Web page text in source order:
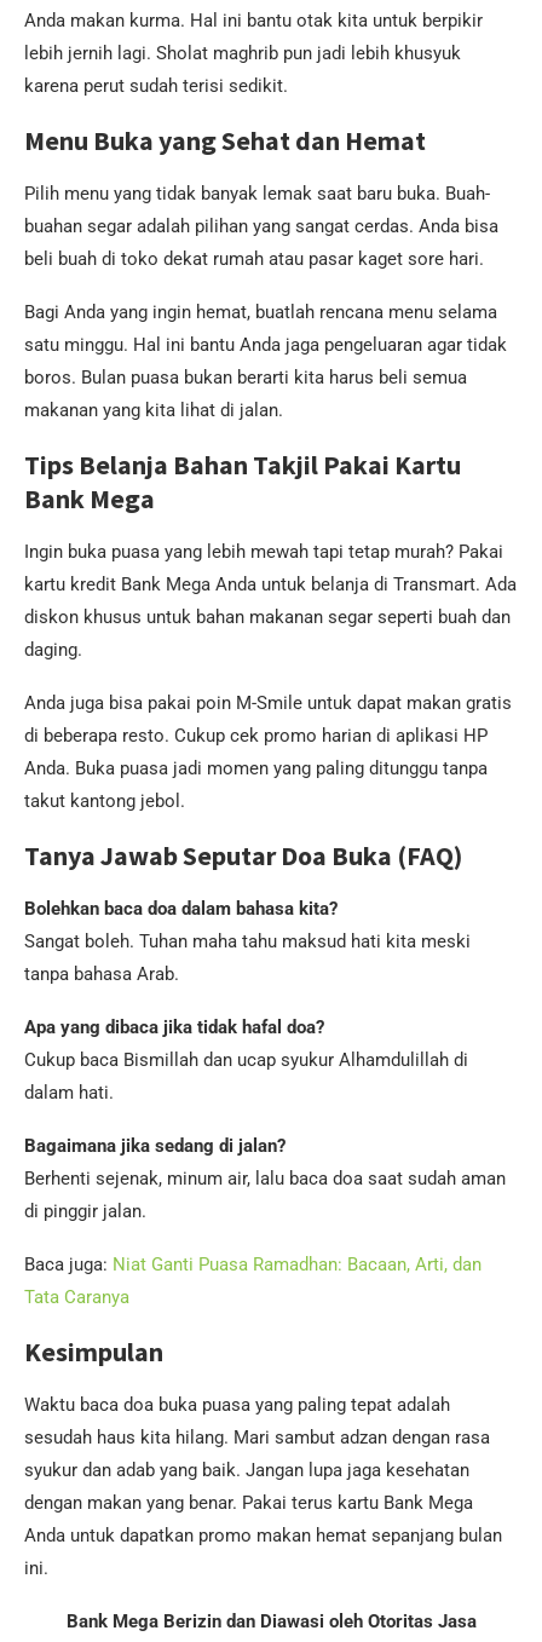
Anda makan kurma. Hal ini bantu otak kita untuk berpikir
lebih jernih lagi. Sholat maghrib pun jadi lebih khusyuk
karena perut sudah terisi sedikit.
Menu Buka yang Sehat dan Hemat
Pilih menu yang tidak banyak lemak saat baru buka. Buah-
buahan segar adalah pilihan yang sangat cerdas. Anda bisa
beli buah di toko dekat rumah atau pasar kaget sore hari.
Bagi Anda yang ingin hemat, buatlah rencana menu selama
satu minggu. Hal ini bantu Anda jaga pengeluaran agar tidak
boros. Bulan puasa bukan berarti kita harus beli semua
makanan yang kita lihat di jalan.
Tips Belanja Bahan Takjil Pakai Kartu
Bank Mega
Ingin buka puasa yang lebih mewah tapi tetap murah? Pakai
kartu kredit Bank Mega Anda untuk belanja di Transmart. Ada
diskon khusus untuk bahan makanan segar seperti buah dan
daging.
Anda juga bisa pakai poin M-Smile untuk dapat makan gratis
di beberapa resto. Cukup cek promo harian di aplikasi HP
Anda. Buka puasa jadi momen yang paling ditunggu tanpa
takut kantong jebol.
Tanya Jawab Seputar Doa Buka (FAQ)
Bolehkan baca doa dalam bahasa kita?
Sangat boleh. Tuhan maha tahu maksud hati kita meski
tanpa bahasa Arab.
Apa yang dibaca jika tidak hafal doa?
Cukup baca Bismillah dan ucap syukur Alhamdulillah di
dalam hati.
Bagaimana jika sedang di jalan?
Berhenti sejenak, minum air, lalu baca doa saat sudah aman
di pinggir jalan.
Baca juga: Niat Ganti Puasa Ramadhan: Bacaan, Arti, dan
Tata Caranya
Kesimpulan
Waktu baca doa buka puasa yang paling tepat adalah
sesudah haus kita hilang. Mari sambut adzan dengan rasa
syukur dan adab yang baik. Jangan lupa jaga kesehatan
dengan makan yang benar. Pakai terus kartu Bank Mega
Anda untuk dapatkan promo makan hemat sepanjang bulan
ini.
Bank Mega Berizin dan Diawasi oleh Otoritas Jasa